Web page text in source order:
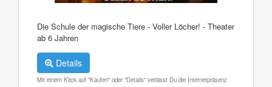
Die Schule der magische Tiere - Voller Löcher! - Theater
ab 6 Jahren
Details
Mit einem Klick auf "Kaufen" oder "Details" verlässt Du die Internetpräsenz